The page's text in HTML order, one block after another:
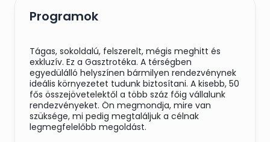
Programok
Tágas, sokoldalú, felszerelt, mégis meghitt és
exkluzív. Ez a Gasztrotéka. A térségben
egyedülálló helyszínen bármilyen rendezvénynek
ideális környezetet tudunk biztosítani. A kisebb, 50
fős összejövetelektől a több száz főig vállalunk
rendezvényeket. Ön megmondja, mire van
szüksége, mi pedig megtaláljuk a célnak
legmegfelelőbb megoldást.